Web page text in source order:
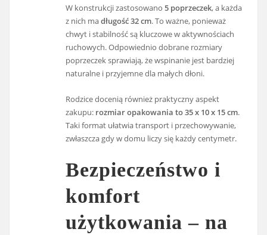
W konstrukcji zastosowano5 poprzeczek, a każda
z nich madługość 32 cm. To ważne, ponieważ
chwyt i stabilność są kluczowe w aktywnościach
ruchowych. Odpowiednio dobrane rozmiary
poprzeczek sprawiają, że wspinanie jest bardziej
naturalne i przyjemne dla małych dłoni.
Rodzice docenią również praktyczny aspekt
zakupu: rozmiar opakowania to 35 x 10 x 15 cm.
Taki format ułatwia transport i przechowywanie,
zwłaszcza gdy w domu liczy się każdy centymetr.
Bezpieczeństwo i
komfort
użytkowania – na